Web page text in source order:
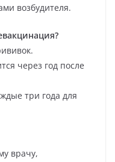
возбудителя.
через год после
три года для
врачу,